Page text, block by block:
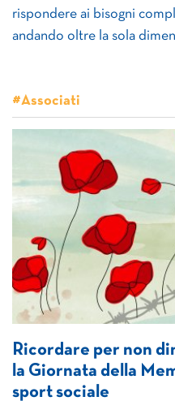
rispondere ai bisogni
andando oltre la sola
#Associati
Ricordare per non
la Giornata della
sport sociale